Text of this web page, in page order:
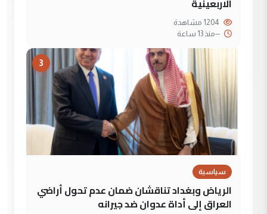
الاربعينية
--منذ 13 ساعة
3
سياسية
الرياض وبغداد تناقشان ضمان عدم تحول أراضي
العراق إلى أداة عدوان ضد جيرانه